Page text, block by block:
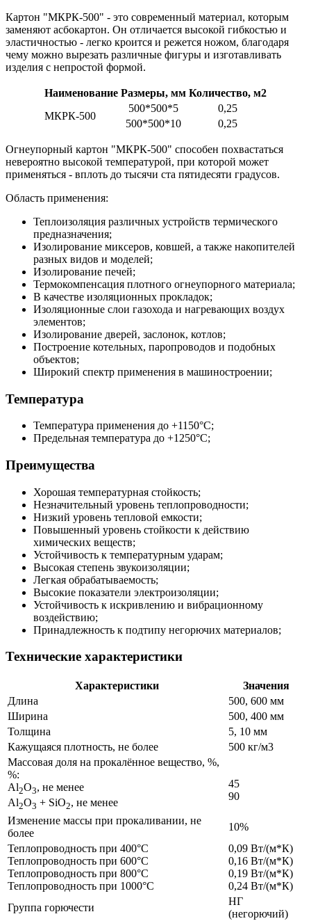
Картон "МКРК-500" - это современный материал, которым
заменяют асбокартон. Он отличается высокой гибкостью и
эластичностью - легко кроится и режется ножом, благодаря
чему можно вырезать различные фигуры и изготавливать
изделия с непростой формой.
Наименование Размеры, мм Количество, м2
МКРК-500
500*500*5
0,25
500*500*10
0,25
Огнеупорный картон "МКРК-500" способен похвастаться
невероятно высокой температурой, при которой может
применяться - вплоть до тысячи ста пятидесяти градусов.
Область применения:
Теплоизоляция различных устройств термического
предназначения;
Изолирование миксеров, ковшей, а также накопителей
разных видов и моделей;
Изолирование печей;
Термокомпенсация плотного огнеупорного материала;
В качестве изоляционных прокладок;
Изоляционные слои газохода и нагревающих воздух
элементов;
Изолирование дверей, заслонок, котлов;
Построение котельных, паропроводов и подобных
объектов;
Широкий спектр применения в машиностроении;
Температура
Температура применения до +1150°С;
Предельная температура до +1250°С;
Преимущества
Хорошая температурная стойкость;
Незначительный уровень теплопроводности;
Низкий уровень тепловой емкости;
Повышенный уровень стойкости к действию
химических веществ;
Устойчивость к температурным ударам;
Высокая степень звукоизоляции;
Легкая обрабатываемость;
Высокие показатели электроизоляции;
Устойчивость к искривлению и вибрационному
воздействию;
Принадлежность к подтипу негорючих материалов;
Технические характеристики
Характеристики
Значения
Длина
500, 600 мм
Ширина
500, 400 мм
Толщина
5, 10 мм
Кажущаяся плотность, не более
500 кг/м3
Массовая доля на прокалённое вещество, %,
%:
Al2O3, не менее
Al2O3 + SiO2, не менее
45
90
Изменение массы при прокаливании, не
более
10%
Теплопроводность при 400°С
Теплопроводность при 600°С
Теплопроводность при 800°С
Теплопроводность при 1000°С
0,09 Вт/(м*К)
0,16 Вт/(м*К)
0,19 Вт/(м*К)
0,24 Вт/(м*К)
Группа горючести
НГ
(негорючий)